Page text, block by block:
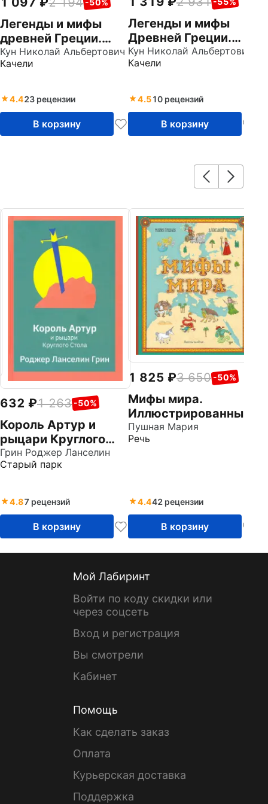
Легенды и мифы
древней Греции.
Книга 2. Герои
Кун Николай Альбертович
Качели
4.423 рецензии
В корзину
Легенды и мифы
Древней Греции.
Эпос
Кун Николай Альбертович
Качели
4.510 рецензий
В корзину
632 1 263 -50%
Король Артур и
рыцари Круглого
Стола
Грин Роджер Ланселин
Старый парк
4.87 рецензий
В корзину
1 825 3 650 -50%
Мифы мира.
Иллюстрированный
атлас мифических
существ
Пушная Мария
Речь
4.442 рецензии
В корзину
Мой Лабиринт
Войти по коду скидки или
через соцсеть
Вход и регистрация
Вы смотрели
Кабинет
Помощь
Как сделать заказ
Оплата
Курьерская доставка
Поддержка